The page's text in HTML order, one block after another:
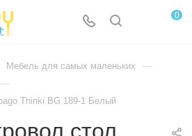
0
Мебель для самых маленьких —
—
Thinki BG 189-1 Белый